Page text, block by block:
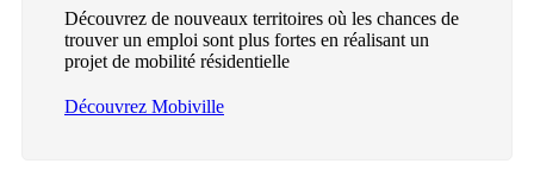
Découvrez de nouveaux territoires où les chances de
trouver un emploi sont plus fortes en réalisant un
projet de mobilité résidentielle
Découvrez Mobiville